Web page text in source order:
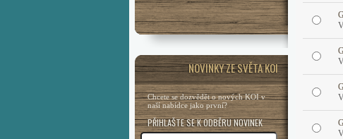
NOVINKY ZE SVĚTA KOI
Chcete se dozvědět o nových KOI v
naší nabídce jako první?
PŘIHLAŠTE SE K ODBĚRU NOVINEK